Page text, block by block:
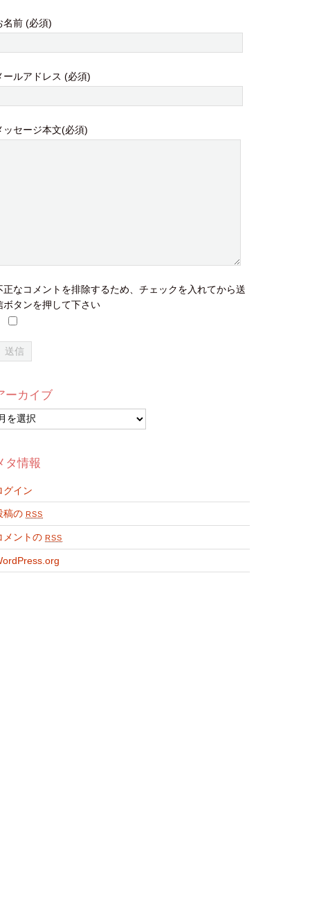
名前 (必須)
ールアドレス (必須)
ッセージ本文(必須)
正なコメントを排除するため、チェックを入れてから送
ボタンを押して下さい
ーカイブ
タ情報
グイン
稿の RSS
メントの RSS